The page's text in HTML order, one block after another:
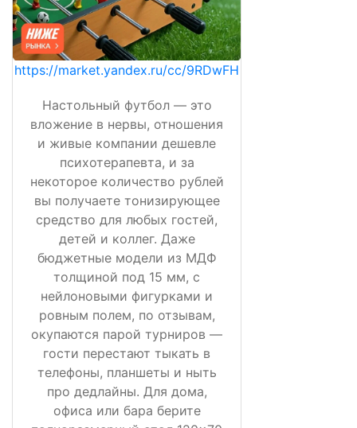
https://market.yandex.ru/cc/9RDwFH
Настольный футбол — это
вложение в нервы, отношения
и живые компании дешевле
психотерапевта, и за
некоторое количество рублей
вы получаете тонизирующее
средство для любых гостей,
детей и коллег. Даже
бюджетные модели из МДФ
толщиной под 15 мм, с
нейлоновыми фигурками и
ровным полем, по отзывам,
окупаются парой турниров —
гости перестают тыкать в
телефоны, планшеты и ныть
про дедлайны. Для дома,
офиса или бара берите